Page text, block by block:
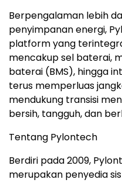
Berpengalaman lebih
penyimpanan energi,
platform yang
mencakup sel baterai,
baterai (BMS), hingga
terus memperluas
mendukung transisi
bersih, tangguh, dan
Tentang Pylontech
Berdiri pada 2009,
merupakan penyedia